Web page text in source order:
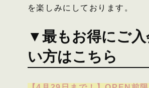
を楽しみにしております。
▼最もお得にご入
い方はこちら